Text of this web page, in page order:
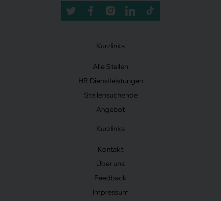
Kurzlinks
Alle Stellen
HR Dienstleistungen
Stellensuchende
Angebot
Kurzlinks
Kontakt
Über uns
Feedback
Impressum